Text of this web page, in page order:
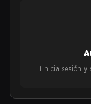
¡Inicia sesión